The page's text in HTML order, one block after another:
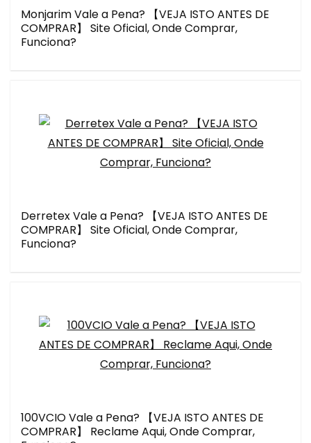
Monjarim Vale a Pena? 【VEJA ISTO ANTES DE
COMPRAR】 Site Oficial, Onde Comprar,
Funciona?
Derretex Vale a Pena? 【VEJA ISTO ANTES DE
COMPRAR】 Site Oficial, Onde Comprar,
Funciona?
100VCIO Vale a Pena? 【VEJA ISTO ANTES DE
COMPRAR】 Reclame Aqui, Onde Comprar,